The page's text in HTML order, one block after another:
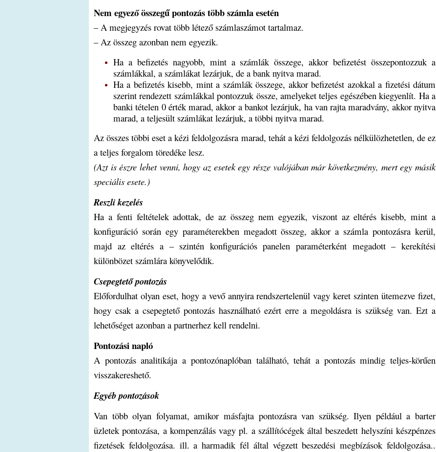
Nem egyező összegű pontozás több számla esetén
– A megjegyzés rovat több létező számlaszámot tartalmaz.
– Az összeg azonban nem egyezik.
Ha a befizetés nagyobb, mint a számlák összege, akkor befizetést összepontozzuk a
számlákkal, a számlákat lezárjuk, de a bank nyitva marad.
Ha a befizetés kisebb, mint a számlák összege, akkor befizetést azokkal a fizetési dátum
szerint rendezett számlákkal pontozzuk össze, amelyeket teljes egészében kiegyenlít. Ha a
banki tételen 0 érték marad, akkor a bankot lezárjuk, ha van rajta maradvány, akkor nyitva
marad, a teljesült számlákat lezárjuk, a többi nyitva marad.
Az összes többi eset a kézi feldolgozásra marad, tehát a kézi feldolgozás nélkülözhetetlen, de ez
a teljes forgalom töredéke lesz.
(Azt is észre lehet venni, hogy az esetek egy része valójában már következmény, mert egy másik
speciális esete.)
Reszli kezelés
Ha a fenti feltételek adottak, de az összeg nem egyezik, viszont az eltérés kisebb, mint a
konfiguráció során egy paraméterekben megadott összeg, akkor a számla pontozásra kerül,
majd az eltérés a – szintén konfigurációs panelen paraméterként megadott – kerekítési
különbözet számlára könyvelődik.
Csepegtető pontozás
Előfordulhat olyan eset, hogy a vevő annyira rendszertelenül vagy keret szinten ütemezve fizet,
hogy csak a csepegtető pontozás használható ezért erre a megoldásra is szükség van. Ezt a
lehetőséget azonban a partnerhez kell rendelni.
Pontozási napló
A pontozás analitikája a pontozónaplóban található, tehát a pontozás mindig teljes-körűen
visszakereshető.
Egyéb pontozások
Van több olyan folyamat, amikor másfajta pontozásra van szükség. Ilyen például a barter
üzletek pontozása, a kompenzálás vagy pl. a szállítócégek által beszedett helyszíni készpénzes
fizetések feldolgozása. ill. a harmadik fél által végzett beszedési megbízások feldolgozása..